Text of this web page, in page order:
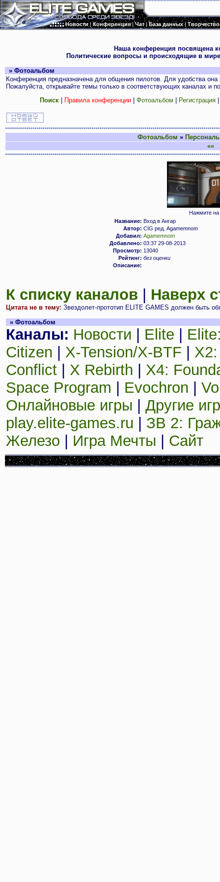
Новости|Конференция|Чат|База данных|Творчество
Наша конференция посвящена
Политические вопросы и происходящие в
» Фотоальбом
Конференция предназначена для общения пилотов. Для удобства
Пожалуйста, открывайте темы только в соответствующих каналах и
Поиск| Правила конференции| Фотоальбом Регистрация
Фотоальбом »
««
Нажмите на
Название: Вход в Ангар
Автор: CIG ред. Agamemnom
Добавил: Agamemnom
Добавлено: 03:37 29-08-2013
Просмотр: 13040
Рейтинг: без оценки
Описание:
К списку каналов Наверх
Цитата не в тему: Звездолет-прототип ELITE GAMES должен быть
» Фотоальбом
Каналы: Новости Elite
Citizen
X-Tension/X-BTF
Conflict
X Rebirth
X4:
Space Program
Evochron
Онлайновые игры
Другие
play.elite-games.ru
ЗВ 2:
Железо
Игра Мечты Сайт